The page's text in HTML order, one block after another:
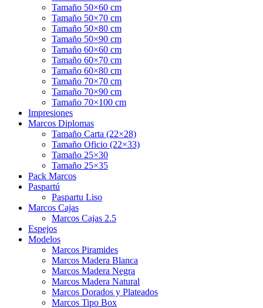
Tamaño 50×60 cm
Tamaño 50×70 cm
Tamaño 50×80 cm
Tamaño 50×90 cm
Tamaño 60×60 cm
Tamaño 60×70 cm
Tamaño 60×80 cm
Tamaño 70×70 cm
Tamaño 70×90 cm
Tamaño 70×100 cm
Impresiones
Marcos Diplomas
Tamaño Carta (22×28)
Tamaño Oficio (22×33)
Tamaño 25×30
Tamaño 25×35
Pack Marcos
Paspartú
Paspartu Liso
Marcos Cajas
Marcos Cajas 2.5
Espejos
Modelos
Marcos Piramides
Marcos Madera Blanca
Marcos Madera Negra
Marcos Madera Natural
Marcos Dorados y Plateados
Marcos Tipo Box